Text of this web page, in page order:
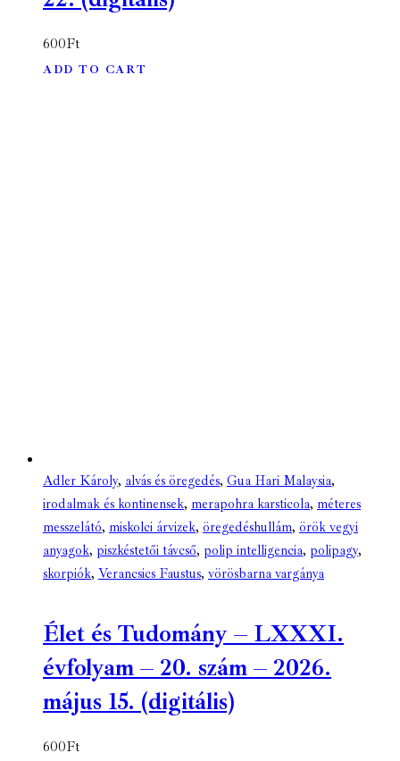
600Ft
ADD TO CART
Adler Károly, alvás és öregedés, Gua Hari Malaysia,
irodalmak és kontinensek, merapohra karsticola, méteres
messzelátó, miskolci árvizek, öregedéshullám, örök vegyi
anyagok, piszkéstetői távcső, polip intelligencia, polipagy,
skorpiók, Verancsics Faustus, vörösbarna vargánya
Élet és Tudomány – LXXXI.
évfolyam – 20. szám – 2026.
május 15. (digitális)
600Ft